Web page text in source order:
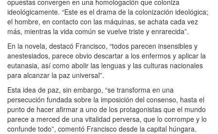
ideológicamente. “Este es el drama de la colonización ideológica;
el hombre, en contacto con las máquinas, se achata cada vez
más, mientras la vida común se vuelve triste y enrarecida”.
En la novela, destacó Francisco, “todos parecen insensibles y
anestesiados, parece obvio descartar a los enfermos y aplicar la
eutanasia, así como abolir las lenguas y las culturas nacionales
para alcanzar la paz universal”.
Esta idea de paz, sin embargo, “se transforma en una
persecución fundada sobre la imposición del consenso, hasta el
punto de hacer afirmar a uno de los protagonistas que el mundo
parece a merced de una vitalidad perversa, que lo corrompe y lo
confunde todo”, comentó Francisco desde la capital húngara.